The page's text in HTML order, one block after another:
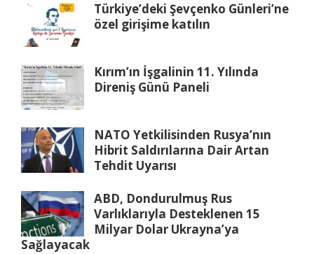
Türkiye’deki Şevçenko Günleri’ne
özel girişime katılın
Kırım’ın İşgalinin 11. Yılında
Direniş Günü Paneli
NATO Yetkilisinden Rusya’nın
Hibrit Saldırılarına Dair Artan
Tehdit Uyarısı
ABD, Dondurulmuş Rus
Varlıklarıyla Desteklenen 15
Milyar Dolar Ukrayna’ya
Sağlayacak